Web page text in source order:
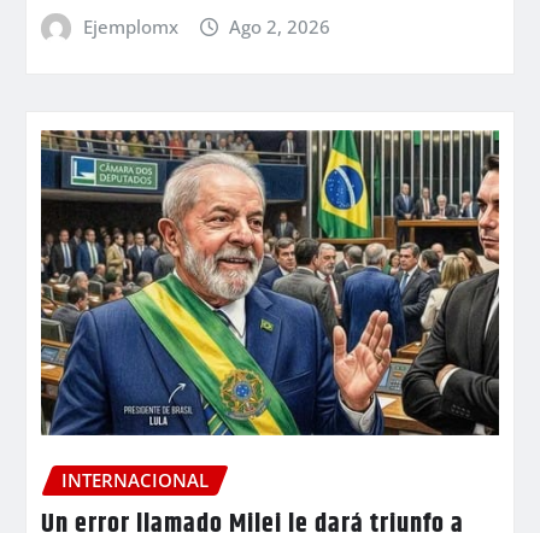
Ejemplomx Ago 2, 2026
INTERNACIONAL
Un error llamado Milei le dará triunfo a